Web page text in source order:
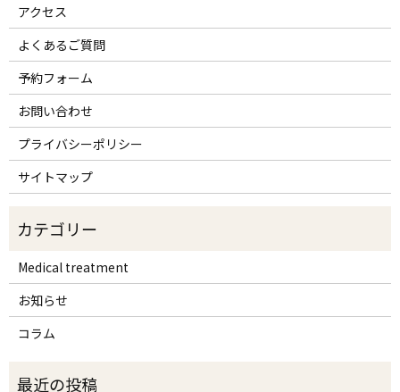
アクセス
よくあるご質問
予約フォーム
お問い合わせ
プライバシーポリシー
サイトマップ
Medical treatment
お知らせ
コラム